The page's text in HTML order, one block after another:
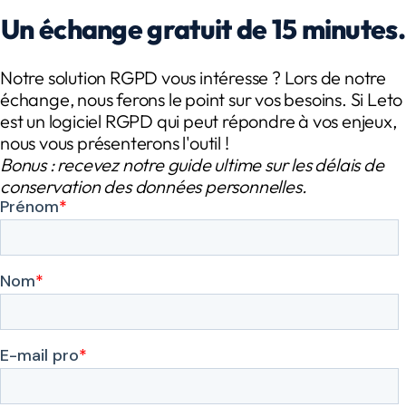
Un échange gratuit de 15 minutes.
Notre solution RGPD vous intéresse ? Lors de notre
échange, nous ferons le point sur vos besoins. Si Leto
est un logiciel RGPD qui peut répondre à vos enjeux,
nous vous présenterons l'outil !
Bonus : recevez notre guide ultime sur les délais de
conservation des données personnelles.